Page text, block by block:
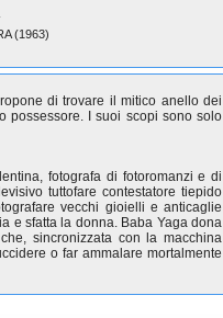
(1963)
di trovare il mitico anello dei
possessore. I suoi scopi sono solo
fotografa di fotoromanzi e di
tuttofare contestatore tiepido
vecchi gioielli e anticaglie
e sfatta la donna. Baba Yaga dona
sincronizzata con la macchina
o far ammalare mortalmente